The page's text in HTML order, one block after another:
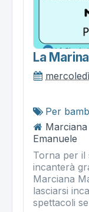
La
Per
Emanuele
Torna per il
incanterà
Marciana
lasciarsi
spettacoli